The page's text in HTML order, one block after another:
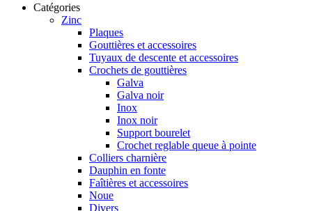
Catégories
Zinc
Plaques
Gouttières et accessoires
Tuyaux de descente et accessoires
Crochets de gouttières
Galva
Galva noir
Inox
Inox noir
Support bourelet
Crochet reglable queue à pointe
Colliers charnière
Dauphin en fonte
Faîtières et accessoires
Noue
Divers